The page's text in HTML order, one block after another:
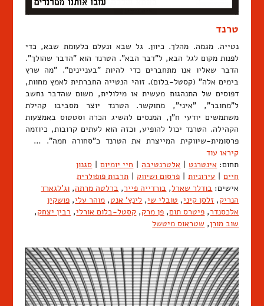
טרנד
נטייה. מגמה. מהלך. כיוון. גל שבא ונעלם כלעומת שבא, כדי
לפנות מקום לגל הבא, ל"דבר הבא". הטרנד הוא "הדבר שהולך".
הדבר שאליו אנו מתחברים כדי להיות "בעניינים". "מה שרץ
בימים אלה" (קסטל-בלום). זוהי הנטייה החברתית לאמץ מחוות,
דפוסים של התנהגות מעשית או מילולית, משום שהדבר נחשב
ל"מחובר", "איני", מתוקשר. הטרנד יוצר מסביבו קהילת
משתמשים יודעי ח"ן, המנסים להשיג הכרה וסטטוס באמצעות
הקהילה. הטרנד יכול להופיע, וכזה הוא לעתים קרובות, כיוזמה
פרסומית-שיווקית המייצרת את הטרנד כ"סחורה חמה". …
קיראו עוד
תחום: אינטרנט אלטרנטיבה חיי יומיום
סגנון
חיים
עירוניות פרסום ושיווק
תרבות פופולרית
אישים: בודלר שארל, בורדייה פייר, ברלטה מרתה, וג'לגארד
הנריק, זלסן קיני, טובלי שי, לינץ' אנט, מוהר עלי, פושקין
אלכסנדר, פיטרס תום, פן מרק, קסטל-בלום אורלי, רבין יצחק,
שוב מורן, שטראוס מיטשל